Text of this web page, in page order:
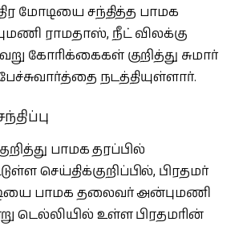
மோடியை சந்தித்த பாமக
ராமதாஸ், நீட் விலக்கு
கோரிக்கைகள் குறித்து சுமார்
நடத்தியுள்ளார்.
பாமக தரப்பில்
செய்திக்குறிப்பில், பிரதமர்
பாமக தலைவர் அன்புமணி
டெல்லியில் உள்ள பிரதமரின்